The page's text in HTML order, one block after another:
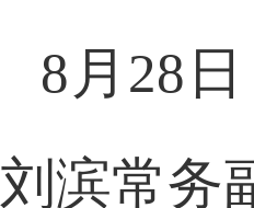
8月28
刘滨常务